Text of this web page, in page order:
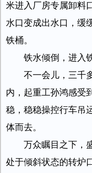
米进入厂房专属卸料
水口变成出水口，缓
铁桶。
铁水倾倒，进入
不一会儿，三千
内，起重工孙鸿感受
稳，稳稳操控行车吊
体而去。
万众瞩目之下，
处于倾斜状态的转炉